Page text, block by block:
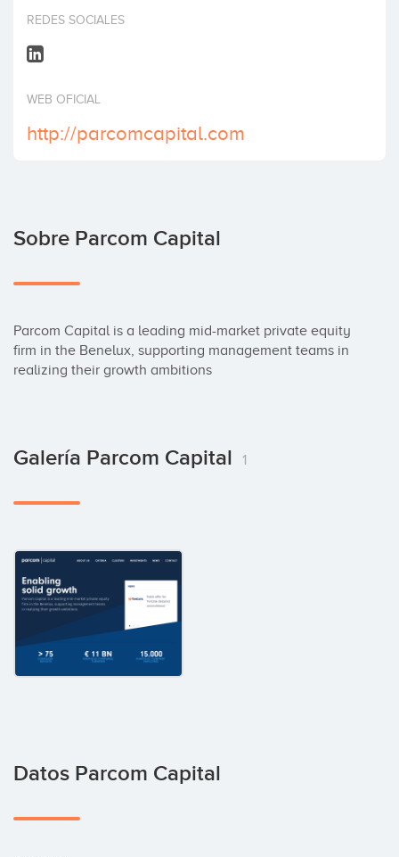
Invertir
REDES SOCIALES
WEB OFICIAL
http://parcomcapital.com
Sobre Parcom Capital
Parcom Capital is a leading mid-market private equity
firm in the Benelux, supporting management teams in
realizing their growth ambitions
Galería Parcom Capital 1
Datos Parcom Capital